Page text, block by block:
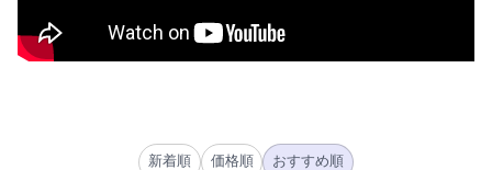
新着順 価格順 おすすめ順